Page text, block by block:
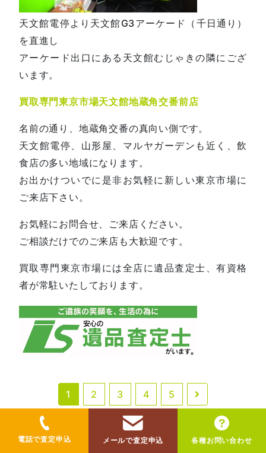
天文館電停より天文館G3アーケード（千日通り）
を直進し
アーケード出口にある天文館むじゃきの隣にござ
います。
買取専門東京市場天文館地蔵角交番前店
名前の通り、地蔵角交番の真向い側です。
天文館電停、山形屋、マルヤガーデンも近く、飲
食店の多い地域になります。
お出かけついでに是非お気軽に新しい東京市場に
ご来店下さい。
お気軽にお問合せ、ご来店ください。
ご相談だけでのご来店も大歓迎です。
買取専門東京市場には全店に遺品査定士、有資格
者が常駐いたしております。
1 2 3 4 5
過去のブログを検索 Search
電話で査定申込 メールで査定申込 各種お問い合わせ